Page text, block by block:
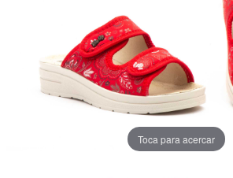
Toca para acercar